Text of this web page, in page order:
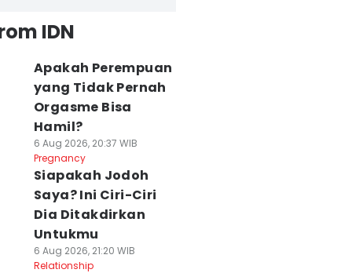
IDN
Apakah Perempuan
yang Tidak Pernah
Orgasme Bisa
Hamil?
6 Aug 2026, 20:37 WIB
Pregnancy
Siapakah Jodoh
Saya? Ini Ciri-Ciri
Dia Ditakdirkan
Untukmu
6 Aug 2026, 21:20 WIB
Relationship